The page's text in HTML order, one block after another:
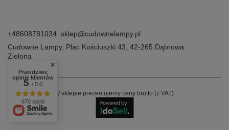
+48608781034 sklep@cudownelampy.pl
Cudowne Lampy, Plac Kościuszki 43 42-265 Dąbrowa
Zielona
W sklepie prezentujemy ceny brutto (z VAT).
Prawdziwe
opinie klientów
5/ 5.0
670 opinii